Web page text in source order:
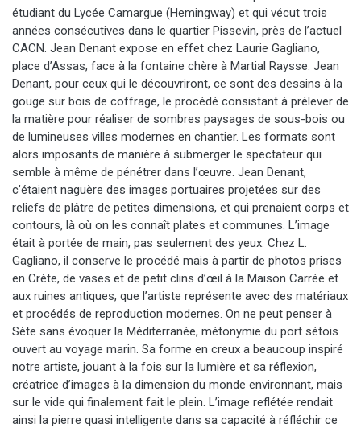
étudiant du Lycée Camargue (Hemingway) et qui vécut trois
années consécutives dans le quartier Pissevin, près de l’actuel
CACN. Jean Denant expose en effet chez Laurie Gagliano,
place d’Assas, face à la fontaine chère à Martial Raysse. Jean
Denant, pour ceux qui le découvriront, ce sont des dessins à la
gouge sur bois de coffrage, le procédé consistant à prélever de
la matière pour réaliser de sombres paysages de sous-bois ou
de lumineuses villes modernes en chantier. Les formats sont
alors imposants de manière à submerger le spectateur qui
semble à même de pénétrer dans l’œuvre. Jean Denant,
c’étaient naguère des images portuaires projetées sur des
reliefs de plâtre de petites dimensions, et qui prenaient corps et
contours, là où on les connaît plates et communes. L’image
était à portée de main, pas seulement des yeux. Chez L.
Gagliano, il conserve le procédé mais à partir de photos prises
en Crète, de vases et de petit clins d’œil à la Maison Carrée et
aux ruines antiques, que l’artiste représente avec des matériaux
et procédés de reproduction modernes. On ne peut penser à
Sète sans évoquer la Méditerranée, métonymie du port sétois
ouvert au voyage marin. Sa forme en creux a beaucoup inspiré
notre artiste, jouant à la fois sur la lumière et sa réflexion,
créatrice d’images à la dimension du monde environnant, mais
sur le vide qui finalement fait le plein. L’image reflétée rendait
ainsi la pierre quasi intelligente dans sa capacité à réfléchir ce